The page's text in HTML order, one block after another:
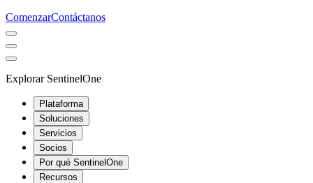
ComenzarContáctanos
Explorar SentinelOne
Plataforma
Soluciones
Servicios
Socios
Por qué SentinelOne
Recursos